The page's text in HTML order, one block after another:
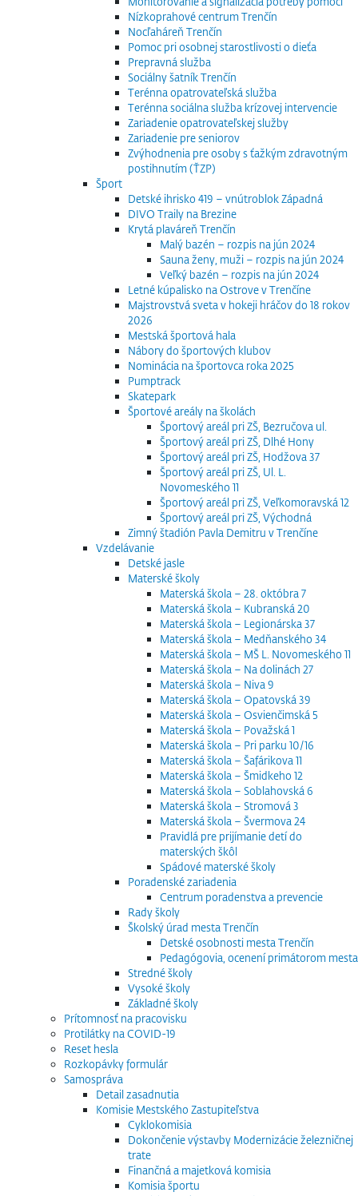
Nízkoprahové centrum Trenčín
Nocľaháreň Trenčín
Pomoc pri osobnej starostlivosti o dieťa
Prepravná služba
Sociálny šatník Trenčín
Terénna opatrovateľská služba
Terénna sociálna služba krízovej intervencie
Zariadenie opatrovateľskej služby
Zariadenie pre seniorov
Zvýhodnenia pre osoby s ťažkým zdravotným
postihnutím (ŤZP)
Šport
Detské ihrisko 419 – vnútroblok Západná
DIVO Traily na Brezine
Krytá plaváreň Trenčín
Malý bazén – rozpis na jún 2024
Sauna ženy, muži – rozpis na jún 2024
Veľký bazén – rozpis na jún 2024
Letné kúpalisko na Ostrove v Trenčíne
Majstrovstvá sveta v hokeji hráčov do 18 rokov
2026
Mestská športová hala
Nábory do športových klubov
Nominácia na športovca roka 2025
Pumptrack
Skatepark
Športové areály na školách
Športový areál pri ZŠ, Bezručova ul.
Športový areál pri ZŠ, Dlhé Hony
Športový areál pri ZŠ, Hodžova 37
Športový areál pri ZŠ, Ul. L.
Novomeského 11
Športový areál pri ZŠ, Veľkomoravská 12
Športový areál pri ZŠ, Východná
Zimný štadión Pavla Demitru v Trenčíne
Vzdelávanie
Detské jasle
Materské školy
Materská škola – 28. októbra 7
Materská škola – Kubranská 20
Materská škola – Legionárska 37
Materská škola – Medňanského 34
Materská škola – MŠ L. Novomeského 11
Materská škola – Na dolinách 27
Materská škola – Niva 9
Materská škola – Opatovská 39
Materská škola – Osvienčimská 5
Materská škola – Považská 1
Materská škola – Pri parku 10/16
Materská škola – Šafárikova 11
Materská škola – Šmidkeho 12
Materská škola – Soblahovská 6
Materská škola – Stromová 3
Materská škola – Švermova 24
Pravidlá pre prijímanie detí do
materských škôl
Spádové materské školy
Poradenské zariadenia
Centrum poradenstva a prevencie
Rady školy
Školský úrad mesta Trenčín
Detské osobnosti mesta Trenčín
Pedagógovia, ocenení primátorom mesta
Stredné školy
Vysoké školy
Základné školy
Prítomnosť na pracovisku
Protilátky na COVID-19
Reset hesla
Rozkopávky formulár
Samospráva
Detail zasadnutia
Komisie Mestského Zastupiteľstva
Cyklokomisia
Dokončenie výstavby Modernizácie železničnej
trate
Finančná a majetková komisia
Komisia športu